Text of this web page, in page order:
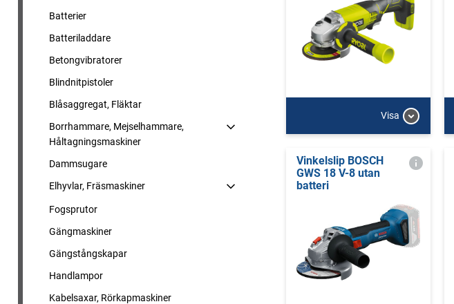
Batterier
Batteriladdare
Betongvibratorer
Blindnitpistoler
Blåsaggregat, Fläktar
Borrhammare, Mejselhammare,
Håltagningsmaskiner
Dammsugare
Elhyvlar, Fräsmaskiner
Fogsprutor
Gängmaskiner
Gängstångskapar
Handlampor
Kabelsaxar, Rörkapmaskiner
Visa
Vinkelslip BOSCH
GWS 18 V-8 utan
batteri